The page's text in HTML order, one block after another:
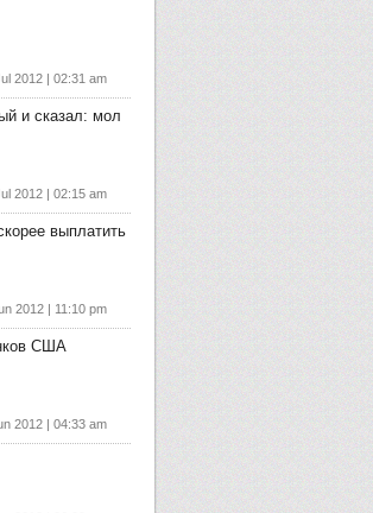
2012 | 02:31 am
и сказал: мол
2012 | 02:15 am
выплатить
2012 | 11:10 pm
США
2012 | 04:33 am